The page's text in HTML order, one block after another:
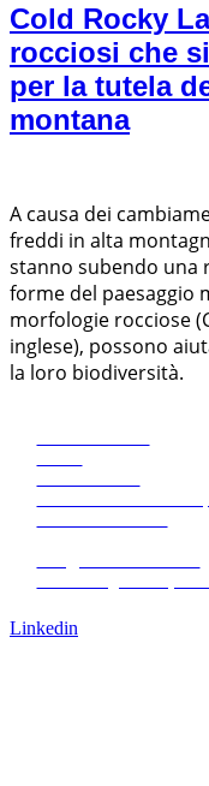
Cold Rocky
rocciosi che
per la tutela
montana
A causa dei
freddi in alta
stanno subendo una
forme del paesaggio
morfologie rocciose
inglese), possono
la loro biodiversità.
Linkedin